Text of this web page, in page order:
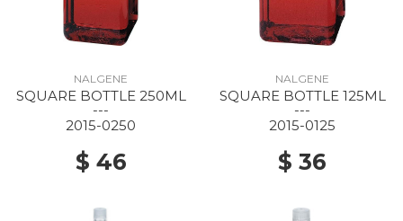
NALGENE
SQUARE BOTTLE 250ML
---
2015-0250
$ 46
NALGENE
SQUARE BOTTLE 125ML
---
2015-0125
$ 36